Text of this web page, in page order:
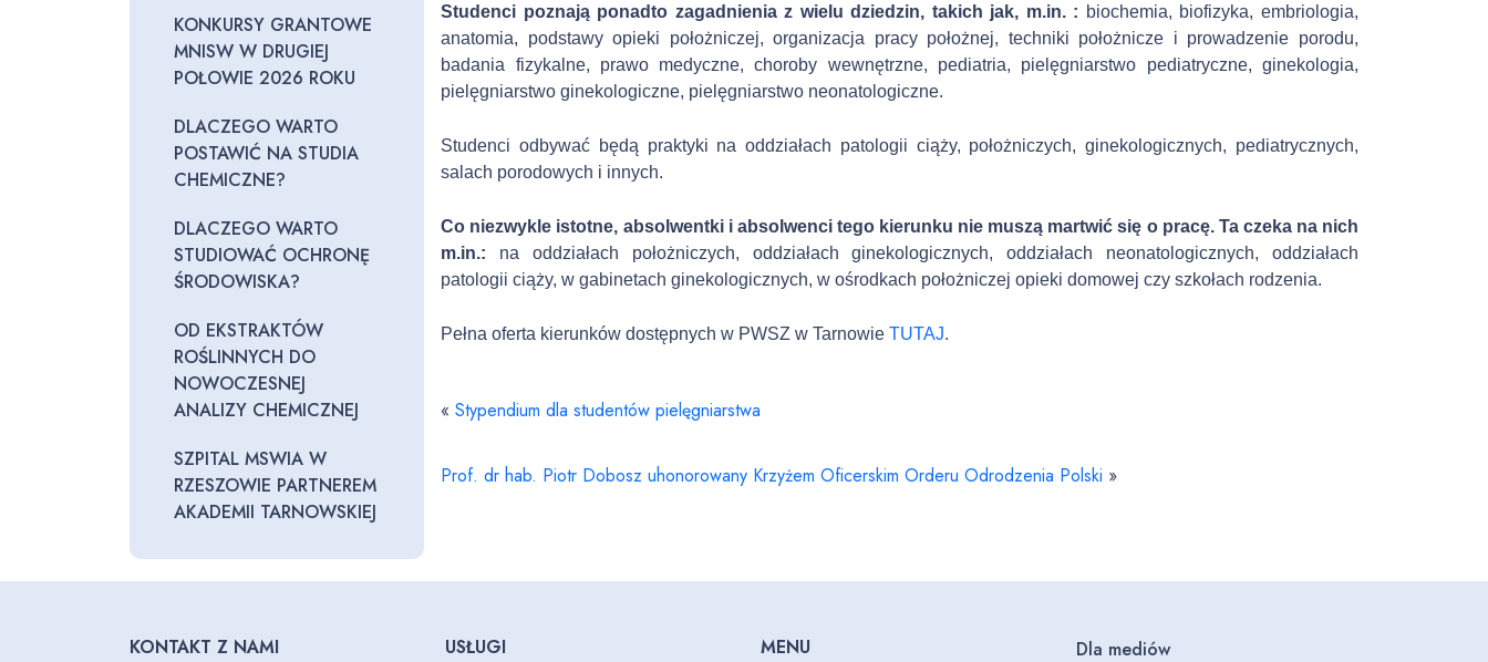
KONKURSY GRANTOWE
MNISW W DRUGIEJ
POŁOWIE 2026 ROKU
DLACZEGO WARTO
POSTAWIĆ NA STUDIA
CHEMICZNE?
DLACZEGO WARTO
STUDIOWAĆ OCHRONĘ
ŚRODOWISKA?
OD EKSTRAKTÓW
ROŚLINNYCH DO
NOWOCZESNEJ
ANALIZY CHEMICZNEJ
SZPITAL MSWIA W
RZESZOWIE PARTNEREM
AKADEMII TARNOWSKIEJ
a
r
z
a
z
p
i
k
ó
d
i
k
c
a
j
s
z
e
k
d
Studenci poznają ponadto zagadnienia z wielu dziedzin, takich jak, m.in. : biochemia, biofizyka, embriologia,
anatomia, podstawy opieki położniczej, organizacja pracy położnej, techniki położnicze i prowadzenie porodu,
badania fizykalne, prawo medyczne, choroby wewnętrzne, pediatria, pielęgniarstwo pediatryczne, ginekologia,
pielęgniarstwo ginekologiczne, pielęgniarstwo neonatologiczne.
Studenci odbywać będą praktyki na oddziałach patologii ciąży, położniczych, ginekologicznych, pediatrycznych,
salach porodowych i innych.
Co niezwykle istotne, absolwentki i absolwenci tego kierunku nie muszą martwić się o pracę. Ta czeka na nich
m.in.: na oddziałach położniczych, oddziałach ginekologicznych, oddziałach neonatologicznych, oddziałach
patologii ciąży, w gabinetach ginekologicznych, w ośrodkach położniczej opieki domowejczyszkołach rodzenia.
Pełna oferta kierunków dostępnych w PWSZ w TarnowieTUTAJ.
«Stypendium dla studentów pielęgniarstwa
Prof. dr hab. Piotr Dobosz uhonorowany Krzyżem Oficerskim Orderu Odrodzenia Polski »
KONTAKT Z NAMI USŁUGI MENU Dla mediów